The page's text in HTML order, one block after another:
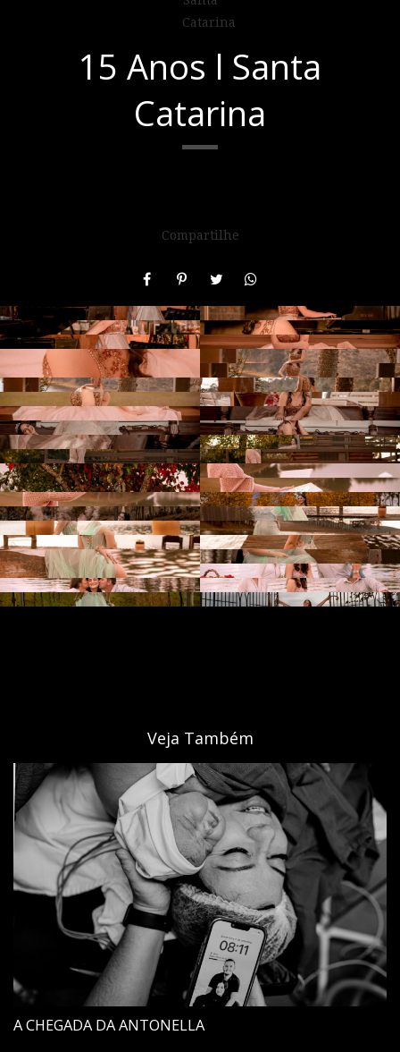
15 Anos l Santa
Catarina
Compartilhe
Veja Também
A CHEGADA DA ANTONELLA